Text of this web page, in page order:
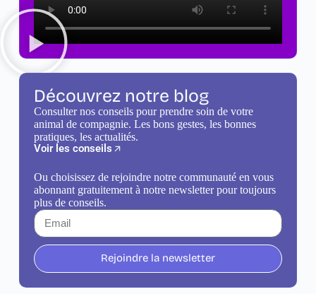
Découvrez notre blog
Consulter nos conseils pour prendre soin de votre
animal de compagnie. Les bons gestes, les bonnes
pratiques, les actualités.
Voir les conseils
Ou choisissez de rejoindre notre communauté en vous
abonnant gratuitement à notre newsletter pour toujours
plus de conseils.
Rejoindre la newsletter